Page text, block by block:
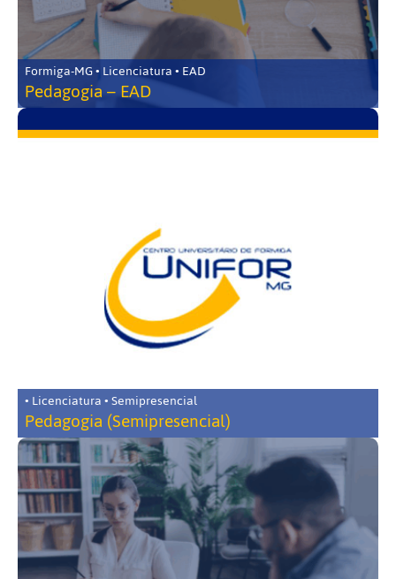
Formiga-MG • Licenciatura • EAD
Pedagogia – EAD
• Licenciatura • Semipresencial
Pedagogia (Semipresencial)